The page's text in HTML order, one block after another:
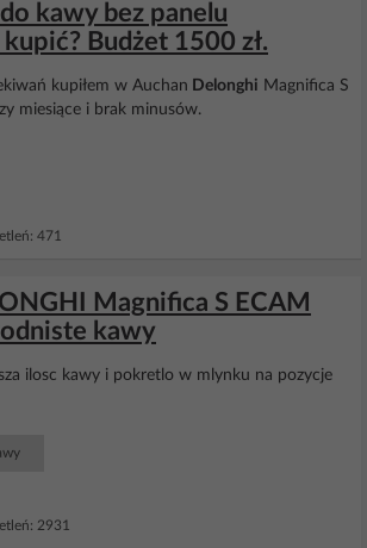
kawy bez panelu
Budżet 1500 zł.
kupiłem w Auchan Delonghi Magnifica S
miesiące i brak minusów.
471
Magnifica S ECAM
kawy
ilosc kawy i pokretlo w mlynku na pozycje
2931